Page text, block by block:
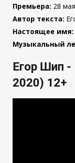
Премьера: 28
Автор текста:
Настоящее имя:
Музыкальный
Егор Шип -
2020) 12+